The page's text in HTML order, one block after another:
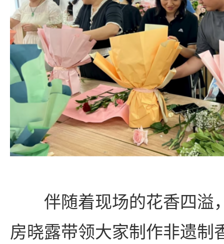
伴随着现场的花香四溢
房晓露带领大家制作非遗制